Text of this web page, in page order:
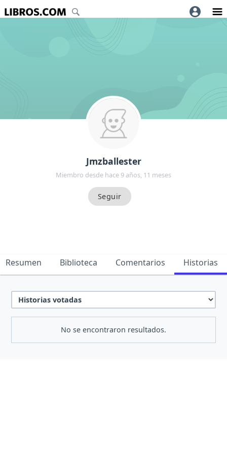
Jmzballester
Miembro desde hace 9 años, 11 meses
Resumen Biblioteca Comentarios Historias
No se encontraron resultados.